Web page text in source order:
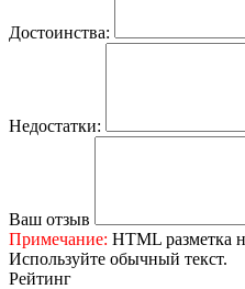
Достоинства:
Недостатки:
Ваш отзыв
Примечание: HTML разметка
Используйте обычный текст.
Рейтинг